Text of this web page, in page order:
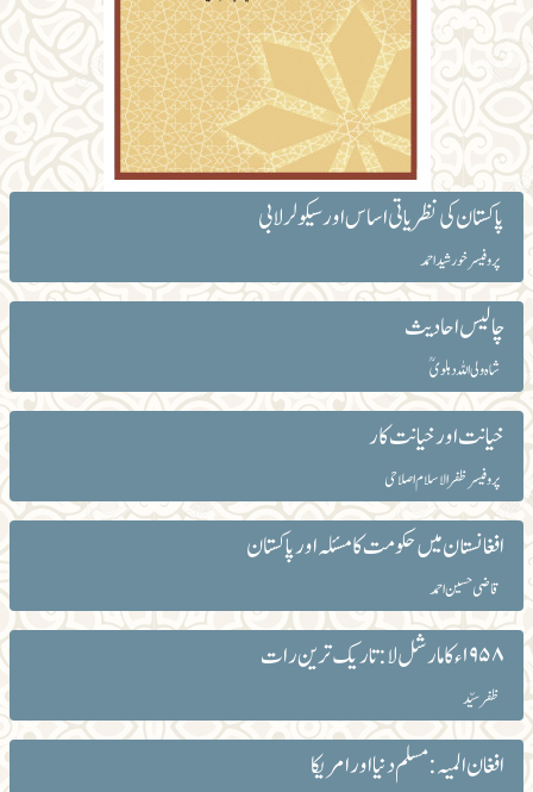
پاکستان کی نظریاتی اساس اور سیکولر لابی
پروفیسر خورشید احمد
چالیس احادیث
شاہ ولی اللہ دہلویؒ
خیانت اور خیانت کار
پروفیسر ظفر الاسلام اصلاحی
افغانستان میں حکومت کا مسئلہ اور پاکستان
قاضی حسین احمد
۱۹۵۸ء کا مارشل لا :تاریک ترین رات
ظفر سیّد
افغان المیہ: مسلم دنیا اور امریکا